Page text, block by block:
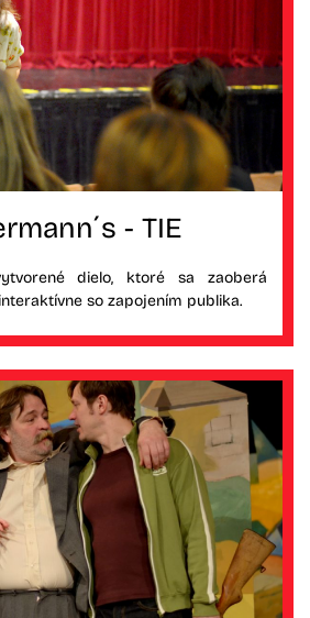
- TIE
dielo, ktoré sa zaoberá
so zapojením publika.